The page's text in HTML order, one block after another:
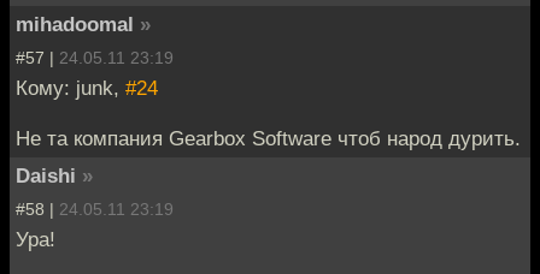
mihadoomal »
#57 | 24.05.11 23:19
Кому: junk, #24
Не та компания Gearbox Software чтоб народ дурить.
Daishi »
#58 | 24.05.11 23:19
Ура!